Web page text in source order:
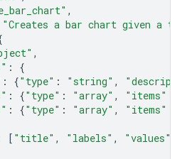
,
"Creates a bar chart given a
,
:
{
: {"type" : "string" ,
: {"type" : "array" , "items"
: {"type" : "array" , "items"
[ "title" , "labels" , "values"